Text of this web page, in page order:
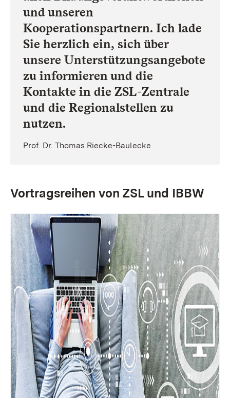
und unseren
Kooperationspartnern. Ich lade
Sie herzlich ein, sich über
unsere Unterstützungsangebote
zu informieren und die
Kontakte in die ZSL-Zentrale
und die Regionalstellen zu
nutzen.
Prof. Dr. Thomas Riecke-Baulecke
Vortragsreihen von ZSL und IBBW